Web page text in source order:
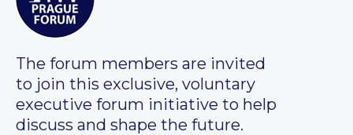
The forum members are invited
to join this exclusive, voluntary
executive forum initiative to help
discuss and shape the future.